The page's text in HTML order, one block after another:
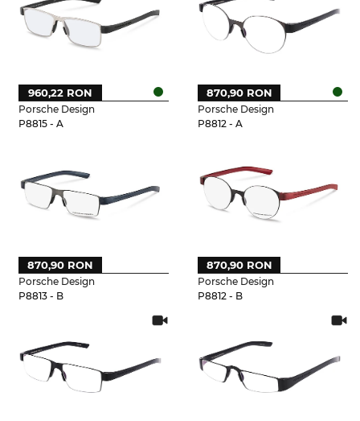
Porsche Design
P8815 - A
960,22 RON
Porsche Design
P8812 - A
870,90 RON
Porsche Design
P8813 - B
870,90 RON
Porsche Design
P8812 - B
870,90 RON